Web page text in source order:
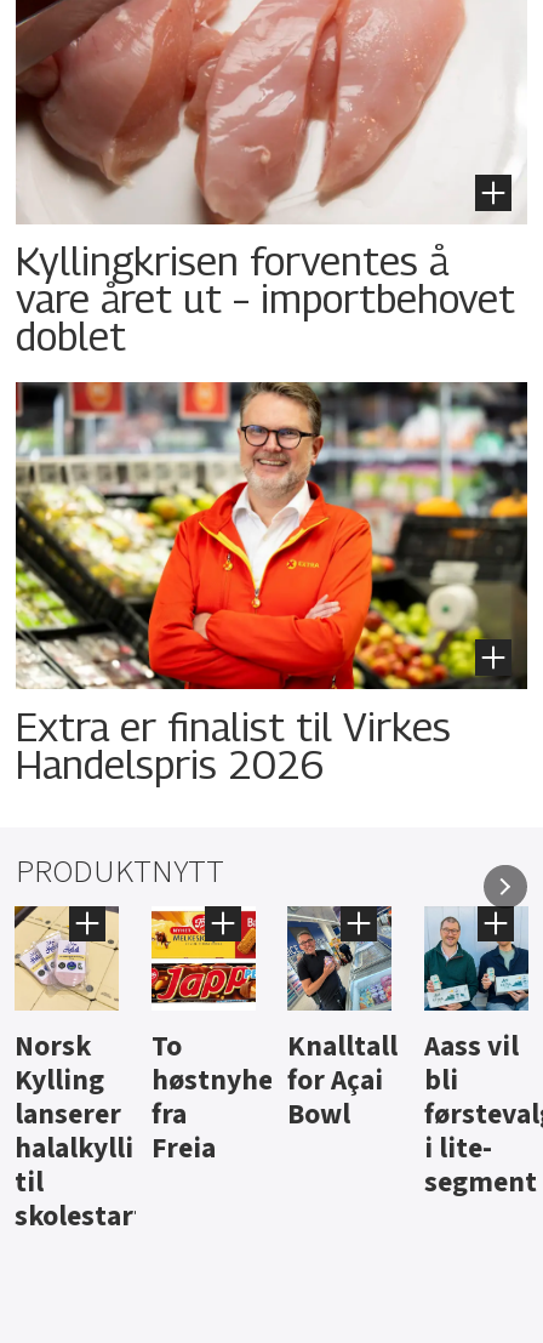
Kyllingkrisen forventes å
vare året ut – importbehovet
doblet
Extra er finalist til Virkes
Handelspris 2026
PRODUKTNYTT
Knalltall
for Açai
Bowl
Aass vil
bli
førstevalg
i lite-
Brus og
jus fra
Berentsen
Hard
iste fra
Hansa